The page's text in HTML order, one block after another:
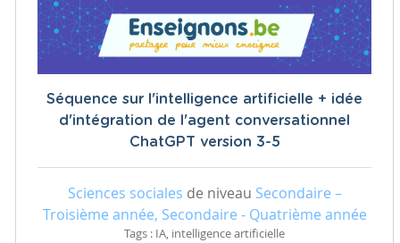
Séquence sur l'intelligence artificielle + idée
d'intégration de l'agent conversationnel
ChatGPT version 3-5
Sciences sociales de niveau Secondaire –
Troisième année, Secondaire - Quatrième année
Tags : IA, intelligence artificielle